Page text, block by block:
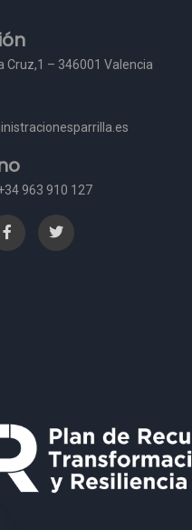
Cruz,1 – 346001 Valencia
963 910 127